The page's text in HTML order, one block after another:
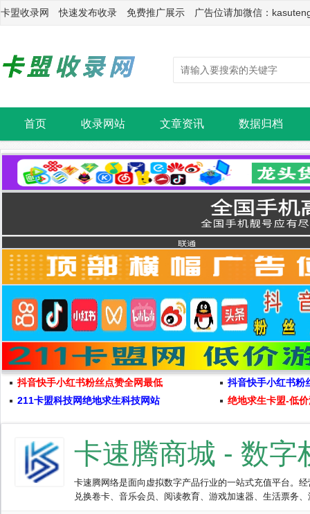
卡盟收录网 快速发布收录 免费推广展示 广告位请加微信：
首页 收录网站 文章资讯 数据归档
抖音快手小红书粉丝点赞全网最低
抖音快手小红书粉
211卡盟科技网绝地求生科技网站
绝地求生卡盟-低
卡速腾商城 - 数字
卡速腾网络是面向虚拟数字产品行业的一站式充值平台。
兑换卷卡、音乐会员、阅读教育、游戏加速器、生活票务